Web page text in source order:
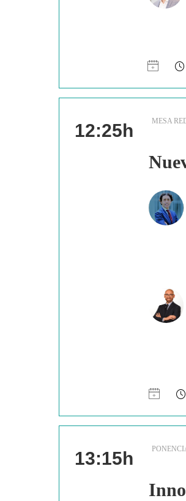
12:25h MESA
13:15h